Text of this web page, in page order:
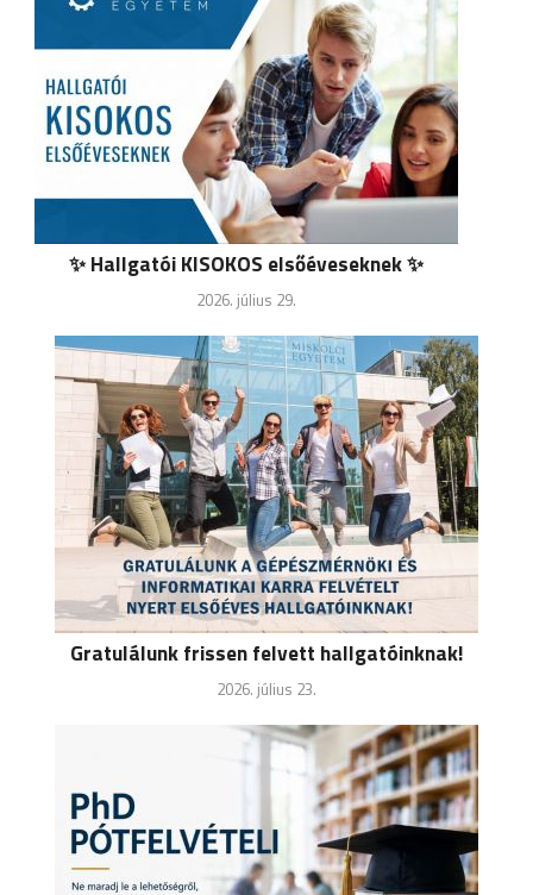
✨ Hallgatói KISOKOS elsőéveseknek ✨
2026. július 29.
Gratulálunk frissen felvett hallgatóinknak!
2026. július 23.